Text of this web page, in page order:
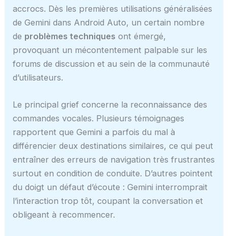
accrocs. Dès les premières utilisations généralisées
de Gemini dans Android Auto, un certain nombre
de problèmes techniques ont émergé,
provoquant un mécontentement palpable sur les
forums de discussion et au sein de la communauté
d’utilisateurs.
Le principal grief concerne la reconnaissance des
commandes vocales. Plusieurs témoignages
rapportent que Gemini a parfois du mal à
différencier deux destinations similaires, ce qui peut
entraîner des erreurs de navigation très frustrantes
surtout en condition de conduite. D’autres pointent
du doigt un défaut d’écoute : Gemini interromprait
l’interaction trop tôt, coupant la conversation et
obligeant à recommencer.